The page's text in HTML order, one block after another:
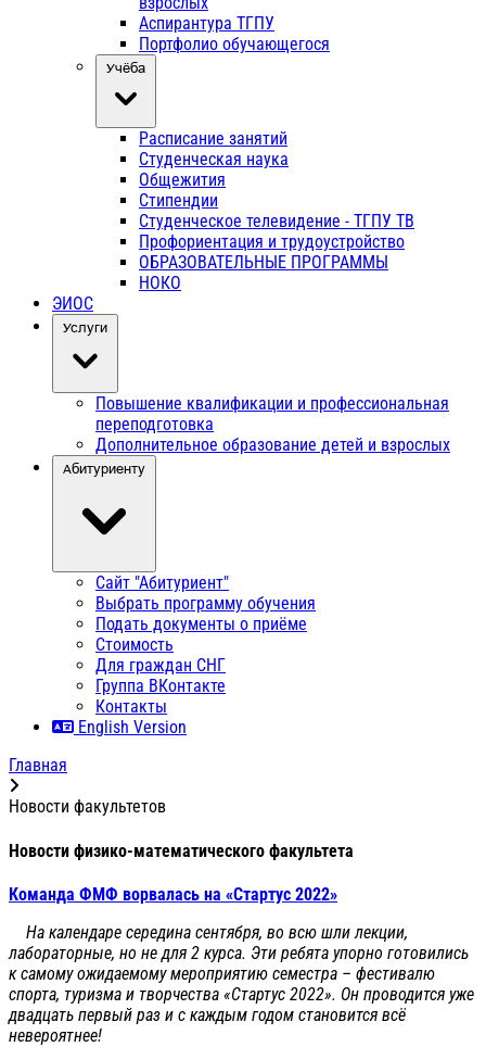
Аспирантура ТГПУ
Портфолио обучающегося
Учёба
Расписание занятий
Студенческая наука
Общежития
Стипендии
Студенческое телевидение - ТГПУ ТВ
Профориентация и трудоустройство
ОБРАЗОВАТЕЛЬНЫЕ ПРОГРАММЫ
НОКО
ЭИОС
Услуги
Повышение квалификации и профессиональная
переподготовка
Дополнительное образование детей и взрослых
Абитуриенту
Сайт "Абитуриент"
Выбрать программу обучения
Подать документы о приёме
Стоимость
Для граждан СНГ
Группа ВКонтакте
Контакты
English Version
Главная
Новости факультетов
Новости физико-математического факультета
Команда ФМФ ворвалась на «Стартус 2022»
На календаре середина сентября, во всю шли лекции,
лабораторные, но не для 2 курса. Эти ребята упорно готовились
к самому ожидаемому мероприятию семестра – фестивалю
спорта, туризма и творчества «Стартус 2022». Он проводится уже
двадцать первый раз и с каждым годом становится всё
невероятнее!